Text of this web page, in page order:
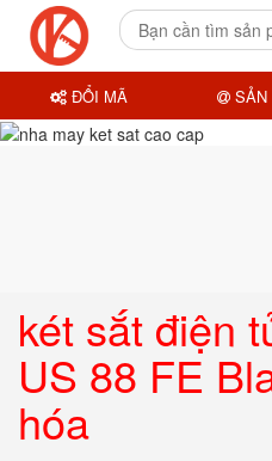
két sắt điện
US 88 FE
hóa
ĐỔI MÃ SẢN